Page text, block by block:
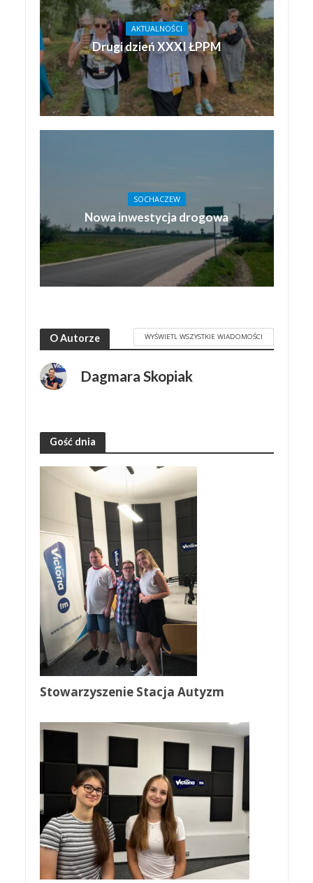
AKTUALNOŚCI
Drugi dzień XXXI ŁPPM
SOCHACZEW
Nowa inwestycja drogowa
O Autorze WYŚWIETL WSZYSTKIE WIADOMOŚCI
Dagmara Skopiak
Gość dnia
Stowarzyszenie Stacja Autyzm